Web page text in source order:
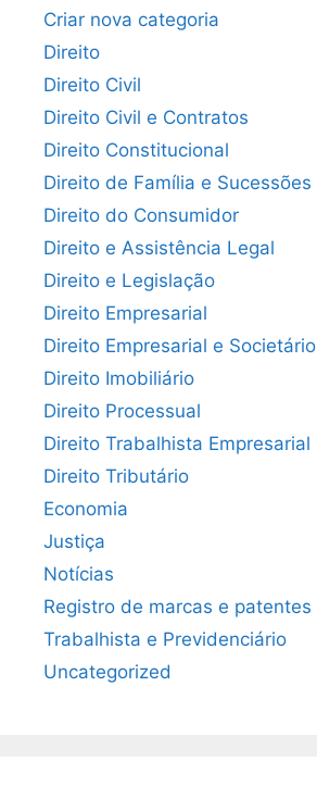
Criar nova categoria
Direito
Direito Civil
Direito Civil e Contratos
Direito Constitucional
Direito de Família e Sucessões
Direito do Consumidor
Direito e Assistência Legal
Direito e Legislação
Direito Empresarial
Direito Empresarial e Societário
Direito Imobiliário
Direito Processual
Direito Trabalhista Empresarial
Direito Tributário
Economia
Justiça
Notícias
Registro de marcas e patentes
Trabalhista e Previdenciário
Uncategorized